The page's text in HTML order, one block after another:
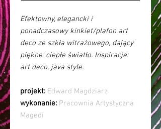
Efektowny, elegancki i
ponadczasowy kinkiet/plafon art
deco ze szkła witrażowego, dający
piękne, ciepłe światło. Inspiracje:
art deco, java style.
projekt: Edward Magdziarz
wykonanie: Pracownia Artystyczna
Magedi